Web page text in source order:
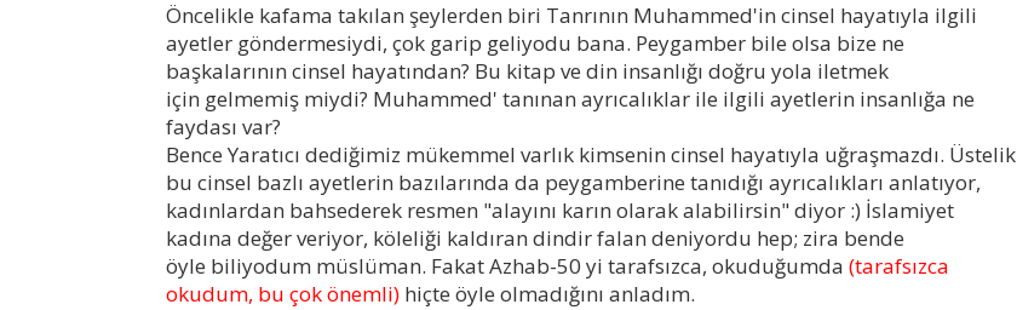
Öncelikle kafama takılan şeylerden biri Tanrının Muhammed'in cinsel hayatıyla ilgili
ayetler göndermesiydi, çok garip geliyodu bana. Peygamber bile olsa bize ne
başkalarının cinsel hayatından? Bu kitap ve din insanlığı doğru yola iletmek
için gelmemiş miydi? Muhammed' tanınan ayrıcalıklar ile ilgili ayetlerin insanlığa ne
faydası var?
Bence Yaratıcı dediğimiz mükemmel varlık kimsenin cinsel hayatıyla uğraşmazdı. Üstelik
bu cinsel bazlı ayetlerin bazılarında da peygamberine tanıdığı ayrıcalıkları anlatıyor,
kadınlardan bahsederek resmen "alayını karın olarak alabilirsin" diyor :) İslamiyet
kadına değer veriyor, köleliği kaldıran dindir falan deniyordu hep; zira bende
öyle biliyodum müslüman. Fakat Azhab-50 yi tarafsızca, okuduğumda (tarafsızca
okudum, bu çok önemli) hiçte öyle olmadığını anladım.